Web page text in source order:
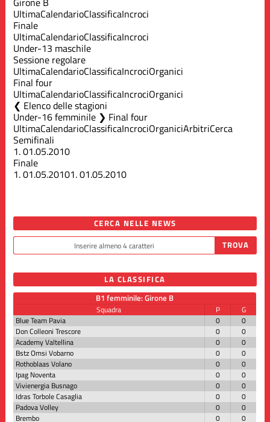
UltimaCalendarioClassificaIncroci
Finale
UltimaCalendarioClassificaIncroci
Under-13 maschile
Sessione regolare
UltimaCalendarioClassificaIncrociOrganici
Final four
UltimaCalendarioClassificaIncrociOrganici
Elenco delle stagioni
Under-16 femminile ❯ Final four
UltimaCalendarioClassificaIncrociOrganiciArbitriCerca
Semifinali
1.01.05.2010
Finale
1.01.05.20101.01.05.2010
CERCA NELLE NEWS
LA CLASSIFICA
B1 femminile: Girone B
Squadra P
G
Blue Team Pavia
0
0
Don Colleoni Trescore
0
0
Academy Valtellina
0
0
Bstz Omsi Vobarno
0
0
Rothoblaas Volano
0
0
Ipag Noventa
0
0
Vivienergia Busnago
0
0
Idras Torbole Casaglia
0
0
Padova Volley
0
0
Brembo
0 0